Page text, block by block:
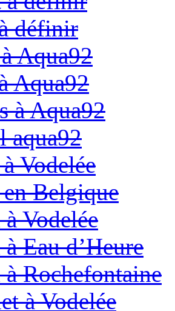
définir
Aqua92
Aqua92
à Aqua92
aqua92
Vodelée
Belgique
Vodelée
Eau d’Heure
Rochefontaine
à Vodelée